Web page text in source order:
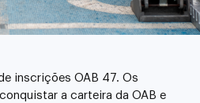
inscrições OAB 47. Os
a carteira da OAB e